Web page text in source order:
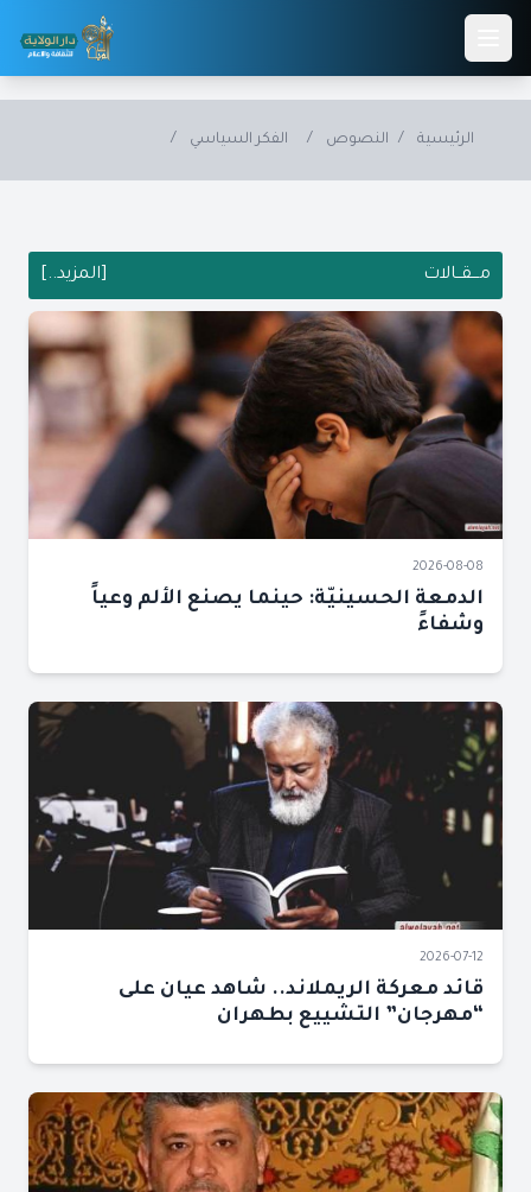
Skip to main content
الرئيسية / النصوص / الفكر السياسي /
مـــقــالات [المزيد..]
2026-08-08
الدمعة الحسينيّة: حينما يصنع الألم وعياً
وشفاءً
2026-07-12
قائد معركة الريملاند.. شاهد عيان على
“مهرجان” التشييع بطهران